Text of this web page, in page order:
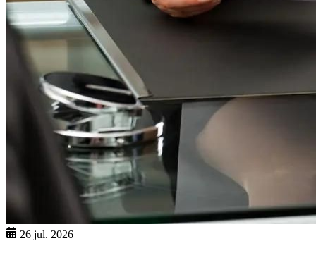
26 jul. 2026